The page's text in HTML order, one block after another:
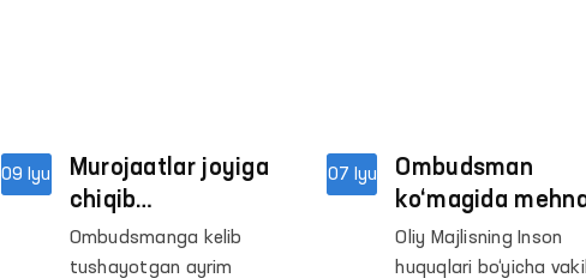
09 Iyu
Murojaatlar joyiga
chiqib
o‘rganilmoqda
Ombudsmanga kelib
tushayotgan ayrim
07 Iyu
Ombudsman
ko‘magida
huquqlari tiklandi:
xodimlar ishga
Oliy Majlisning Inson
huquqlari bo‘yicha